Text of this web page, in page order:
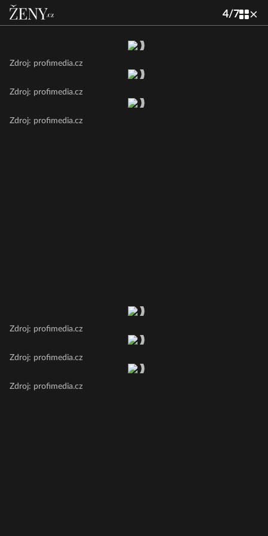
4/7
Zdroj: profimedia.cz
Zdroj: profimedia.cz
Zdroj: profimedia.cz
Zdroj: profimedia.cz
Zdroj: profimedia.cz
Zdroj: profimedia.cz